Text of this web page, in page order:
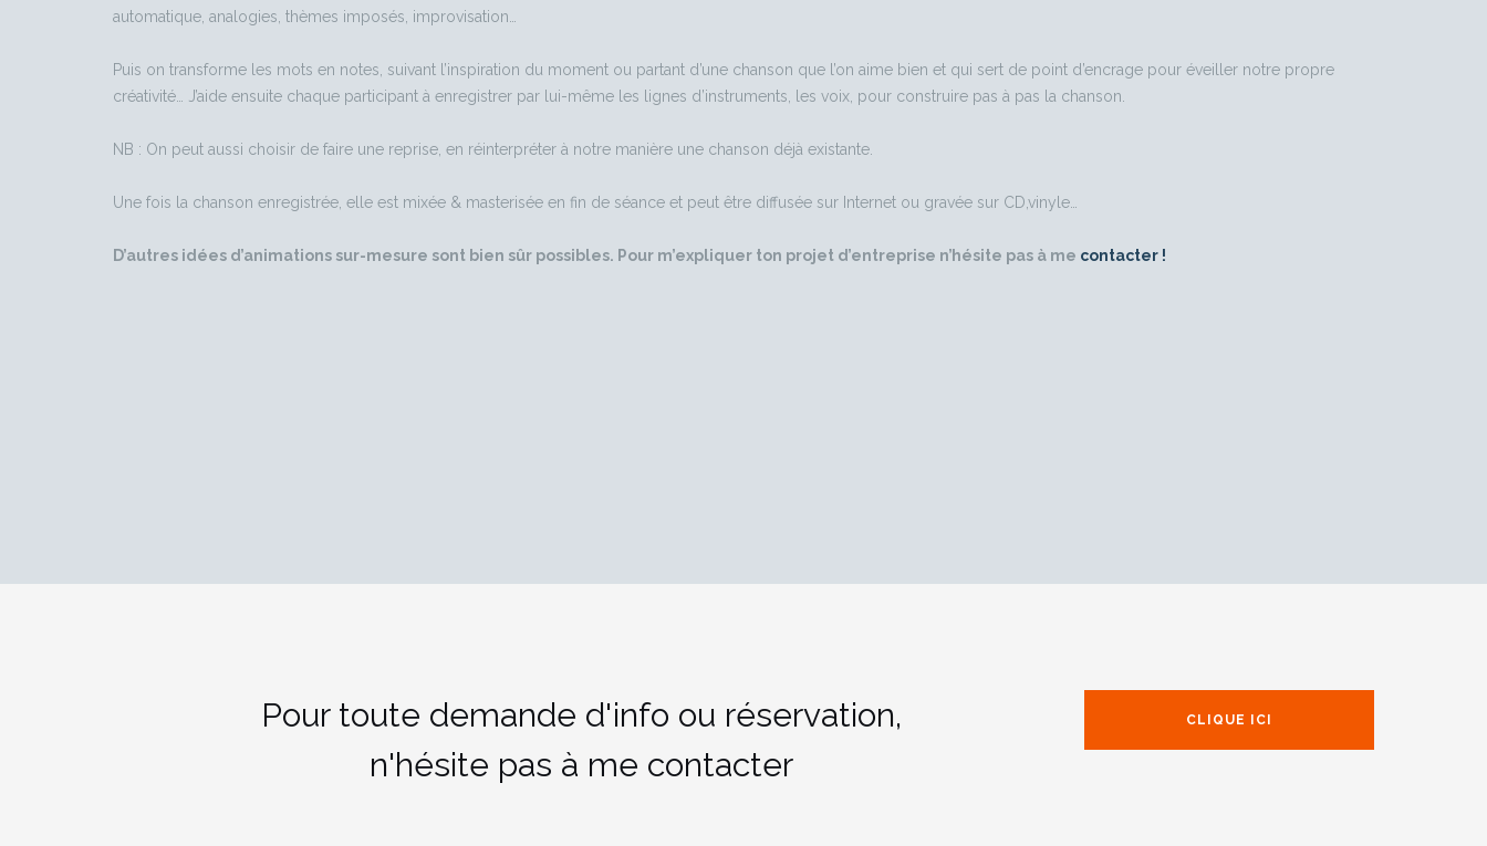
automatique, analogies, thèmes imposés, improvisation…
Puis on transforme les mots en notes, suivant l’inspiration du moment ou partant d’une chanson que l’on aime bien et qui sert de point d’encrage pour éveiller notre propre
créativité… J’aide ensuite chaque participant à enregistrer par lui-même les lignes d’instruments, les voix, pour construire pas à pas la chanson.
NB : On peut aussi choisir de faire une reprise, en réinterpréter à notre manière une chanson déjà existante.
Une fois la chanson enregistrée, elle est mixée & masterisée en fin de séance et peut être diffusée sur Internet ou gravée sur CD,vinyle…
D’autres idées d’animations sur-mesure sont bien sûr possibles. Pour m’expliquer ton projet d’entreprise n’hésite pas à me contacter !
Pour toute demande d'info ou réservation,
n'hésite pas à me contacter
CLIQUE ICI